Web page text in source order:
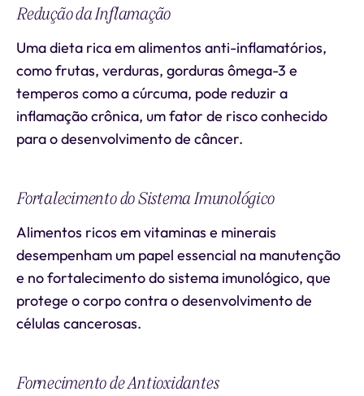
Redução da Inflamação
Uma dieta rica em alimentos anti-inflamatórios,
como frutas, verduras, gorduras ômega-3 e
temperos como a cúrcuma, pode reduzir a
inflamação crônica, um fator de risco conhecido
para o desenvolvimento de câncer.
Fortalecimento do Sistema Imunológico
Alimentos ricos em vitaminas e minerais
desempenham um papel essencial na manutenção
e no fortalecimento do sistema imunológico, que
protege o corpo contra o desenvolvimento de
células cancerosas.
Fornecimento de Antioxidantes